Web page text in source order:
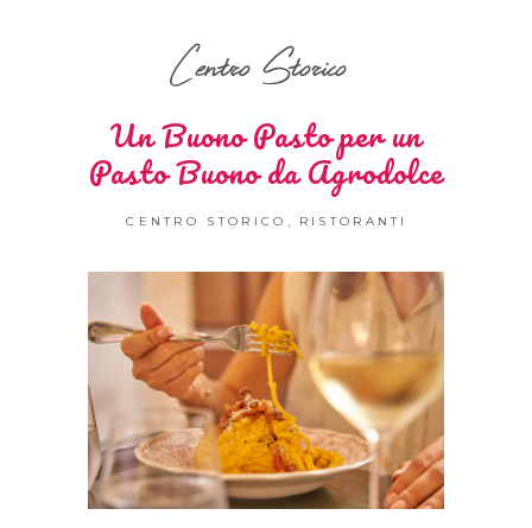
Centro Storico
Un Buono Pasto per un
Pasto Buono da Agrodolce
CENTRO STORICO RISTORANTI